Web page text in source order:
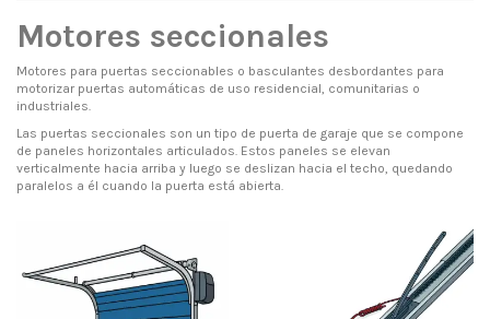
Motores seccionales
Motores para puertas seccionables o basculantes desbordantes para
motorizar puertas automáticas de uso residencial, comunitarias o
industriales.
Las puertas seccionales son un tipo de puerta de garaje que se compone
de paneles horizontales articulados. Estos paneles se elevan
verticalmente hacia arriba y luego se deslizan hacia el techo, quedando
paralelos a él cuando la puerta está abierta.